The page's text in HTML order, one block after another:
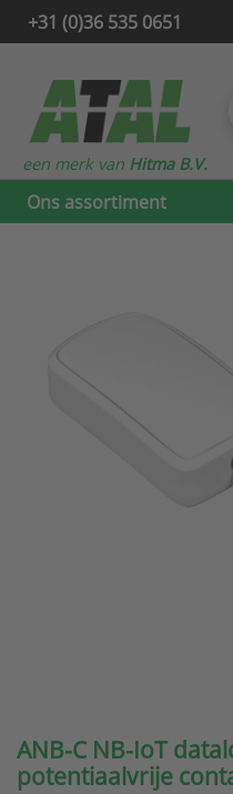
+31 (0)36 535 0651
Ons assortiment
een merk van Hitma B.V.
ANB-C NB-IoT
potentiaalvrije